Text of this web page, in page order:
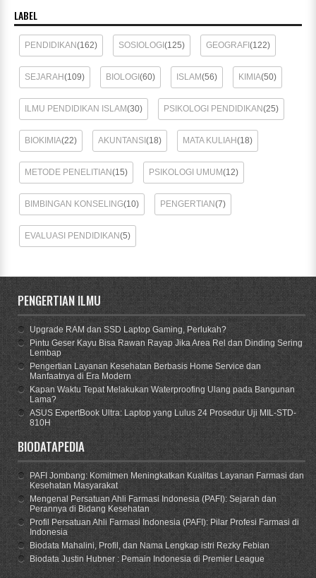
LABEL
PENDIDIKAN(162) SOSIOLOGI(125) GEOGRAFI(122)
SEJARAH(109) BIOLOGI(60) ISLAM(56) KIMIA(50)
ILMU PENDIDIKAN ISLAM(30) PSIKOLOGI PENDIDIKAN(25)
BIOKIMIA(22) AKUNTANSI(18) MATA KULIAH(18)
METODE PENELITIAN(15) PSIKOLOGI UMUM(12)
BIMBINGAN KONSELING(10) PENGERTIAN(7)
EVALUASI PENDIDIKAN(5)
PENGERTIAN ILMU
Upgrade RAM dan SSD Laptop Gaming, Perlukah?
Pintu Geser Kayu Bisa Rawan Rayap Jika Area Rel dan Dinding Sering
Lembap
Pengertian Layanan Kesehatan Berbasis Home Service dan
Manfaatnya di Era Modern
Kapan Waktu Tepat Melakukan Waterproofing Ulang pada Bangunan
Lama?
ASUS ExpertBook Ultra: Laptop yang Lulus 24 Prosedur Uji MIL-STD-
810H
BIODATAPEDIA
PAFI Jombang: Komitmen Meningkatkan Kualitas Layanan Farmasi dan
Kesehatan Masyarakat
Mengenal Persatuan Ahli Farmasi Indonesia (PAFI): Sejarah dan
Perannya di Bidang Kesehatan
Profil Persatuan Ahli Farmasi Indonesia (PAFI): Pilar Profesi Farmasi di
Indonesia
Biodata Mahalini, Profil, dan Nama Lengkap istri Rezky Febian
Biodata Justin Hubner : Pemain Indonesia di Premier League